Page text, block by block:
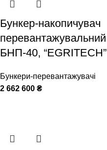
Бункер-накопичувач
перевантажувальний
БНП-40, “EGRITECH”
Бункери-перевантажувачі
2 662 600 ₴